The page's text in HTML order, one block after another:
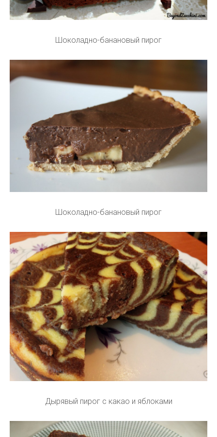
Шоколадно-банановый пирог
Шоколадно-банановый пирог
Дырявый пирог с какао и яблоками